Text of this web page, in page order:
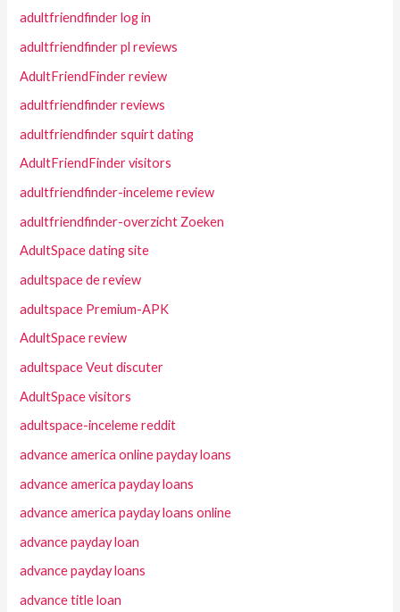
adultfriendfinder log in
adultfriendfinder pl reviews
AdultFriendFinder review
adultfriendfinder reviews
adultfriendfinder squirt dating
AdultFriendFinder visitors
adultfriendfinder-inceleme review
adultfriendfinder-overzicht Zoeken
AdultSpace dating site
adultspace de review
adultspace Premium-APK
AdultSpace review
adultspace Veut discuter
AdultSpace visitors
adultspace-inceleme reddit
advance america online payday loans
advance america payday loans
advance america payday loans online
advance payday loan
advance payday loans
advance title loan